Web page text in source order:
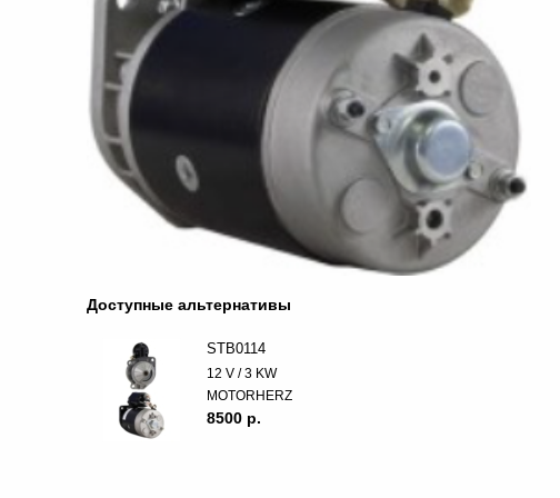
Доступные альтернативы
STB0114
12 V / 3 KW
MOTORHERZ
8500 p.